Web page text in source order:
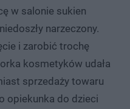
w salonie sukien
narzeczony.
i zarobić trochę
kosmetyków udała
sprzedaży towaru
opiekunka do dzieci